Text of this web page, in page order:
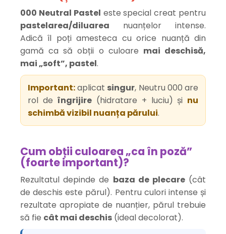
000 Neutral Pastel este special creat pentru
pastelarea/diluarea nuanțelor intense.
Adică îl poți amesteca cu orice nuanță din
gamă ca să obții o culoare mai deschisă,
mai „soft”, pastel.
Important:aplicat singur, Neutru 000 are
rol de îngrijire (hidratare + luciu) și nu
schimbă vizibil nuanța părului.
Cum obții culoarea „ca în poză”
(foarte important)?
Rezultatul depinde de baza de plecare(cât
de deschis este părul). Pentru culori intense și
rezultate apropiate de nuanțier, părul trebuie
să fie cât mai deschis (ideal decolorat).